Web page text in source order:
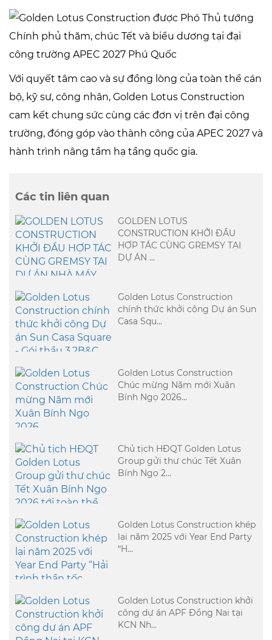
Với quyết tâm cao và sự đồng lòng của toàn thể cán
bộ, kỹ sư, công nhân, Golden Lotus Construction
cam kết chung sức cùng các đơn vị trên đại công
trường, đóng góp vào thành công của APEC 2027 và
hành trình nâng tầm hạ tầng quốc gia.
Các tin liên quan
GOLDEN LOTUS
CONSTRUCTION KHỞI ĐẦU
HỢP TÁC CÙNG GREMSY TẠI
DỰ ÁN ...
Golden Lotus Construction
chính thức khởi công Dự án Sun
Casa Squ...
Golden Lotus Construction
Chúc mừng Năm mới Xuân
Bính Ngọ 2026...
Chủ tịch HĐQT Golden Lotus
Group gửi thư chúc Tết Xuân
Bính Ngọ 2...
Golden Lotus Construction khép
lại năm 2025 với Year End Party
“H...
Golden Lotus Construction khởi
công dự án APF Đồng Nai tại
KCN Nh...